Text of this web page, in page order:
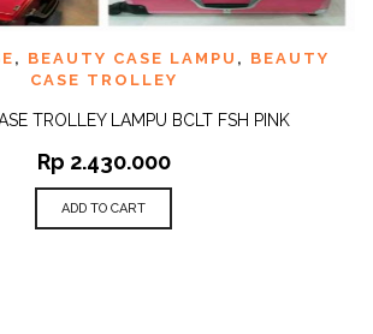
, BEAUTY CASE LAMPU , BEAUTY
CASE TROLLEY
TROLLEY LAMPU BCLT FSH PINK
Rp 2.430.000
ADD TO CART